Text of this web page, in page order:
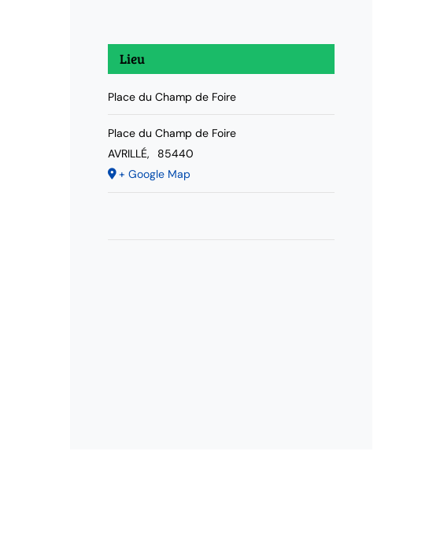
Lieu
Place du Champ de Foire
Place du Champ de Foire
AVRILLÉ,
85440
+ Google Map